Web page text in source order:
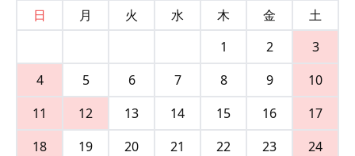
日
月 火 水 木 金
土
1
2
3
4
5 6 7 8 9
10
11
12 13 14 15 16
17
18
19 20 21 22 23
24